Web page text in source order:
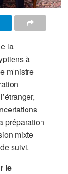
la
à
ministre
préparation
mixte
suivi.
le